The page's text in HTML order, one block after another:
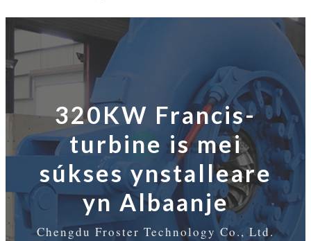
320KW Francis-
turbine is mei
súkses ynstalleare
yn Albaanje
Chengdu Froster Technology Co., Ltd.